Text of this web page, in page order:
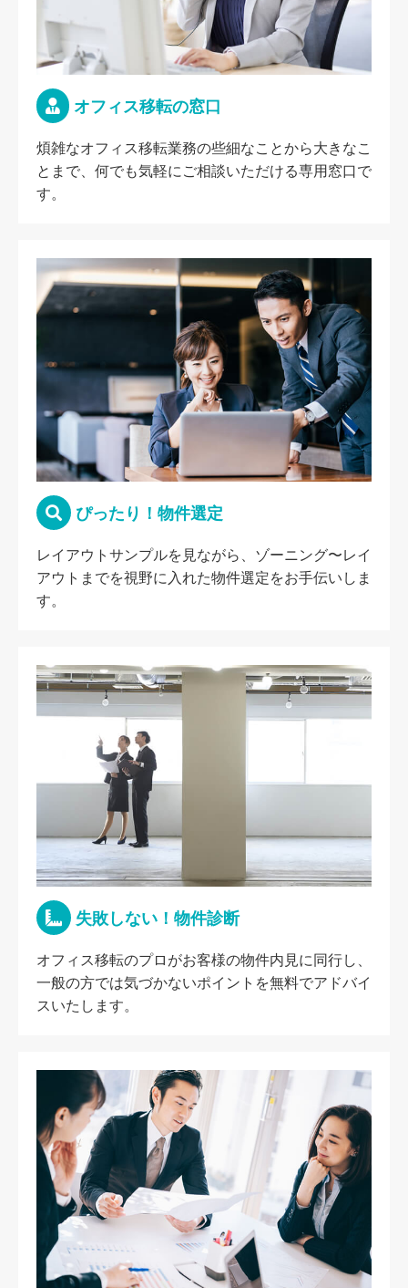
オフィス移転の窓口
煩雑なオフィス移転業務の些細なことから大きなこ
とまで、何でも気軽にご相談いただける専用窓口で
す。
ぴったり！物件選定
レイアウトサンプルを見ながら、ゾーニング〜レイ
アウトまでを視野に入れた物件選定をお手伝いしま
す。
失敗しない！物件診断
オフィス移転のプロがお客様の物件内見に同行し、
一般の方では気づかないポイントを無料でアドバイ
スいたします。